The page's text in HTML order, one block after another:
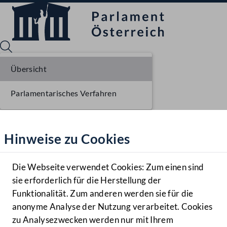
Hilfe
Benutzer
Navigationsmenü öffnen
MENÜ
Hinweise zu Cookies
Die Webseite verwendet Cookies: Zum einen sind
sie erforderlich für die Herstellung der
Funktionalität. Zum anderen werden sie für die
anonyme Analyse der Nutzung verarbeitet. Cookies
zu Analysezwecken werden nur mit Ihrem
Übersicht
Parlamentarisches Verfahren